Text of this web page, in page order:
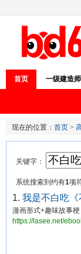
首页 一级建造师
现在的位置： 首页 >
关键字：
系统搜索到约有1项
1. 我是不白吃《
漫画形式+趣味故事
https://lasee.net/